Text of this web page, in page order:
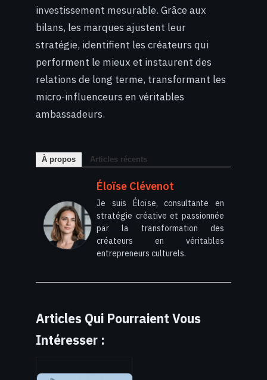
investissement mesurable. Grâce aux
bilans, les marques ajustent leur
stratégie, identifient les créateurs qui
performent le mieux et instaurent des
relations de long terme, transformant les
micro-influenceurs en véritables
ambassadeurs.
À propos Articles récents
Éloïse Clévenot
Je suis Éloïse, consultante en
stratégie créative et passionnée
par la transformation des
créateurs en véritables
entrepreneurs culturels.
Articles Qui Pourraient Vous
Intéresser :